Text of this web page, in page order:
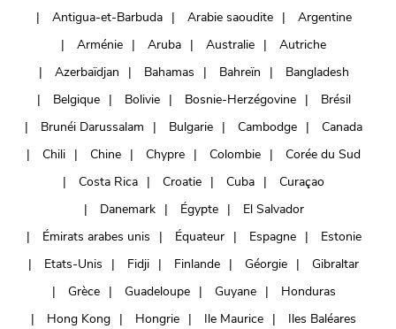
Antigua-et-Barbuda
Arabie saoudite
Argentine
Arménie
Aruba Australie
Autriche
Azerbaïdjan
Bahamas Bahreïn
Bangladesh
Belgique
Bolivie Bosnie-Herzégovine
Brésil
Brunéi Darussalam
Bulgarie Cambodge
Canada
Chili
Chine Chypre Colombie
Corée du Sud
Costa Rica
Croatie Cuba
Curaçao
Danemark
Égypte
El Salvador
Émirats arabes unis
Équateur Espagne
Estonie
Etats-Unis
Fidji Finlande Géorgie
Gibraltar
Grèce
Guadeloupe Guyane
Honduras
Hong Kong
Hongrie Ile Maurice
Iles Baléares